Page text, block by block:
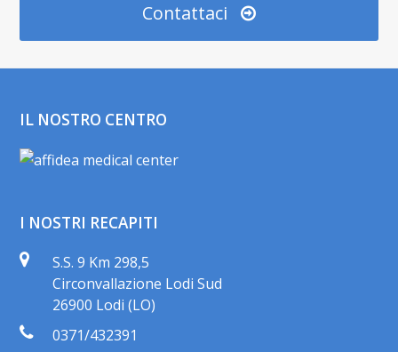
Contattaci
IL NOSTRO CENTRO
I NOSTRI RECAPITI
S.S. 9 Km 298,5
Circonvallazione Lodi Sud
26900 Lodi (LO)
0371/432391